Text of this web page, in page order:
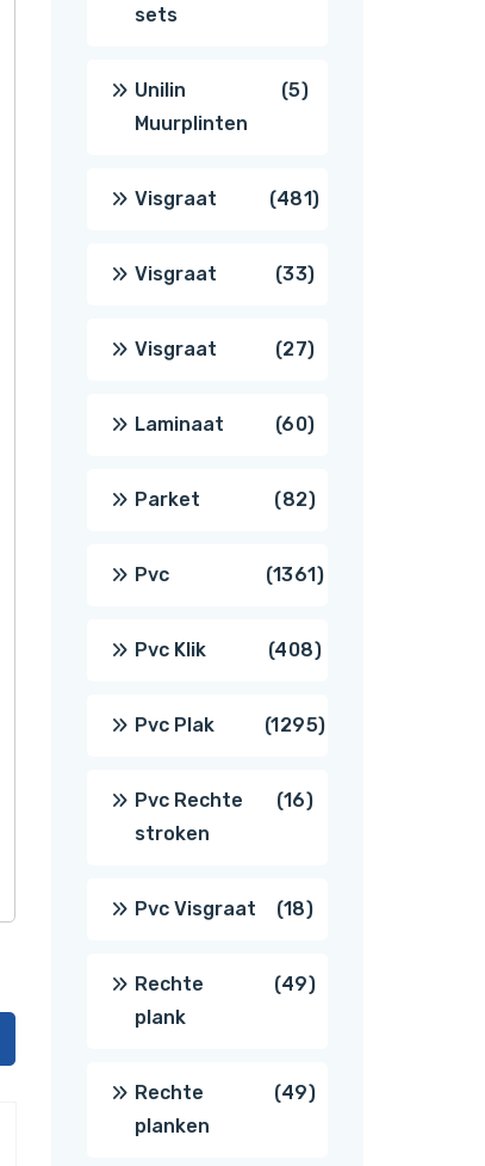
sets
Unilin
Muurplinten
55
Visgraat 481481
Visgraat 3333
producten
Visgraat 2727
producten
Laminaat 6060
producten
Parket 8282
producten
Pvc 13611361
producten
Pvc Klik 408408
producten
Pvc Plak 12951295
Pvc Rechte
stroken
1616
Pvc Visgraat 1818
producten
Rechte
plank
4949
Rechte
planken
4949